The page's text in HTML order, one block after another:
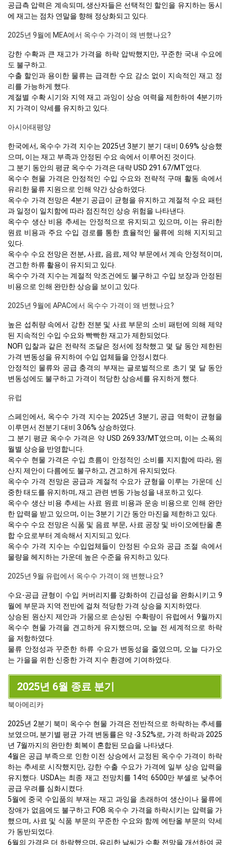
공급측 압력은 계속되며, 생산자들은 선택적인 할인을 유지하는 동시
에 재고는 점차 연말을 향해 정상화되고 있다.
2025년 9월에 MEA에서 옥수수 가격이 왜 변했나요?
강한 수확과 큰 재고가 가격을 하락 압박했지만, 꾸준한 국내 수요에
도 불구하고.
수출 할인과 용이한 물류는 급격한 수요 감소 없이 지속적인 재고 정
리를 가능하게 했다.
계절별 수확 시기와 지역 재고 과잉이 상승 여력을 제한하여 4분기까
지 가격이 약세를 유지하고 있다.
아시아태평양
한국에서, 옥수수 가격 지수는 2025년 3분기 분기 대비 0.69% 상승했
으며, 이는 재고 부족과 안정된 수요 속에서 이루어진 것이다.
그 분기 동안의 평균 옥수수 가격은 대략 USD 291.67/MT였다.
옥수수 현물 가격은 안정적인 수입 수요와 전략적 구매 활동 속에서
유리한 물류 지원으로 인해 약간 상승하였다.
옥수수 가격 전망은 4분기 공급이 균형을 유지하고 계절적 수요 패턴
과 일정이 일치함에 따라 점진적인 상승 위험을 나타낸다.
옥수수 생산 비용 추세는 안정적으로 유지되고 있으며, 이는 유리한
원료 비용과 주요 수입 경로를 통한 효율적인 물류에 의해 지지되고
있다.
옥수수 수요 전망은 전분, 사료, 음료, 제약 부문에서 계속 안정적이며,
견고한 하류 활용이 유지되고 있다.
옥수수 가격 지수는 계절적 악조건에도 불구하고 수입 보장과 안정된
비용으로 인해 완만한 상승을 보이고 있다.
2025년 9월에 APAC에서 옥수수 가격이 왜 변했나요?
높은 섭취량 속에서 강한 전분 및 사료 부문의 소비 패턴에 의해 제약
된 지속적인 수입 수요와 빡빡한 재고가 제한되었다.
NOFI 입찰과 같은 전략적 조달은 정서에 정착했고 몇 달 동안 제한된
가격 변동성을 유지하여 수입 업체들을 안정시켰다.
안정적인 물류와 공급 충격의 부재는 글로벌적으로 초기 몇 달 동안
변동성에도 불구하고 가격이 적당한 상승세를 유지하게 했다.
유럽
스페인에서, 옥수수 가격 지수는 2025년 3분기, 공급 역학이 균형을
이루면서 전분기 대비 3.06% 상승하였다.
그 분기 평균 옥수수 가격은 약 USD 269.33/MT였으며, 이는 소폭의
월별 상승을 반영합니다.
옥수수 현물 가격은 수입 흐름이 안정적인 소비를 지지함에 따라, 원
산지 제안이 다름에도 불구하고, 견고하게 유지되었다.
옥수수 가격 전망은 공급과 계절적 수요가 균형을 이루는 가운데 신
중한 태도를 유지하며, 재고 관련 변동 가능성을 내포하고 있다.
옥수수 생산 비용 추세는 사료 원료 비용과 운송 비용으로 인해 완만
한 압력을 받고 있으며, 이는 3분기 기간 동안 마진을 제한하고 있다.
옥수수 수요 전망은 식품 및 음료 부문, 사료 공장 및 바이오에탄올 혼
합 수요로부터 계속해서 지지되고 있다.
옥수수 가격 지수는 수입업체들이 안정된 수요와 공급 조절 속에서
물량을 헤지하는 가운데 높은 수준을 유지하고 있다.
2025년 9월 유럽에서 옥수수 가격이 왜 변했나요?
수요-공급 균형이 수입 커버리지를 강화하여 긴급성을 완화시키고 9
월에 부문과 지역 전반에 걸쳐 적당한 가격 상승을 지지하였다.
상승된 원산지 제안과 가뭄으로 손상된 수확량이 유럽에서 9월까지
옥수수 현물 가격을 견고하게 유지했으며, 오늘 전 세계적으로 하락
을 저항하였다.
물류 안정성과 꾸준한 하류 수요가 변동성을 줄였으며, 오늘 다가오
는 가을을 위한 신중한 가격 지수 환경에 기여하였다.
2025년 6월 종료 분기
북아메리카
2025년 2분기 북미 옥수수 현물 가격은 전반적으로 하락하는 추세를
보였으며, 분기별 평균 가격 변동률은 약 -3.52%로, 가격 하락과 2025
년 7월까지의 완만한 회복이 혼합된 모습을 나타냈다.
4월은 공급 부족으로 인한 이전 상승에서 교정된 옥수수 가격이 하락
하는 추세로 시작했지만, 강한 수출 수요가 가격에 일부 상승 압력을
유지했다. USDA는 최종 재고 전망치를 14억 6500만 부셸로 낮추어
공급 우려를 심화시켰다.
5월에 중국 수입품의 부재는 재고 과잉을 초래하여 생산이나 물류에
장애가 없음에도 불구하고 FOB 옥수수 가격을 하락시키는 압력을 가
했으며, 사료 및 식품 부문의 꾸준한 수요와 함께 에탄올 부문의 약세
가 동반되었다.
6월의 가격은 더 하락했으며, 유리한 날씨가 수확 전망을 개선하여 공